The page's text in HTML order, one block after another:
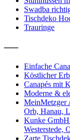
Swadba
Tischdeko
Trauringe
—–
Einfache
Köstlicher
Canapés mit
Moderne &
MeinMetzger
Orb, Hanau,
Kunke GmbH
Westerstede,
Zarte